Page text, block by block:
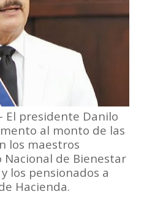
- El presidente Danilo
al monto de las
los maestros
de Bienestar
los pensionados a
Hacienda.